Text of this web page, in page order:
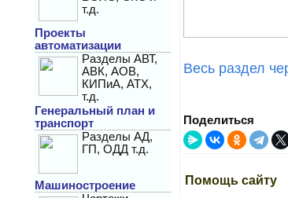
т.д.
Проекты
автоматизации
Разделы АВТ,
АВК, АОВ,
КИПиА, АТХ,
т.д.
Генеральный план и
транспорт
Разделы АД,
ГП, ОДД т.д.
Машиностроение
Весь раздел
Поделиться
Помощь сайту